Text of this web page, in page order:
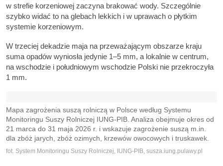
w strefie korzeniowej zaczyna brakować wody. Szczególnie
szybko widać to na glebach lekkich i w uprawach o płytkim
systemie korzeniowym.
W trzeciej dekadzie maja na przeważającym obszarze kraju
suma opadów wyniosła jedynie 1–5 mm, a lokalnie w centrum,
na wschodzie i południowym wschodzie Polski nie przekroczyła
1 mm.
Mapa zagrożenia suszą rolniczą w Polsce według Systemu
Monitoringu Suszy Rolniczej IUNG-PIB. Analiza obejmuje okres od
21 marca do 31 maja 2026 r. i wskazuje zagrożenie suszą m.in.
dla zbóż jarych, zbóż ozimych, krzewów owocowych i truskawek.
fot. System Monitoringu Suszy Rolniczej, IUNG-PIB, susza.iung.pulawy.pl